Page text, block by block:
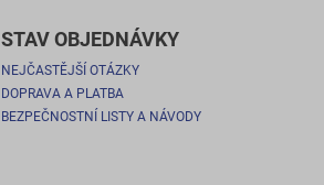
STAV OBJEDNÁVKY
NEJČASTĚJŠÍ OTÁZKY
DOPRAVA A PLATBA
BEZPEČNOSTNÍ LISTY A NÁVODY